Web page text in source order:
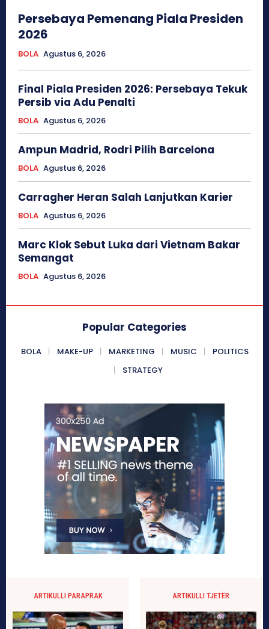
Persebaya Pemenang Piala Presiden
2026
BOLA Agustus 6, 2026
Final Piala Presiden 2026: Persebaya Tekuk
Persib via Adu Penalti
BOLA Agustus 6, 2026
Ampun Madrid, Rodri Pilih Barcelona
BOLA Agustus 6, 2026
Carragher Heran Salah Lanjutkan Karier
BOLA Agustus 6, 2026
Marc Klok Sebut Luka dari Vietnam Bakar
Semangat
BOLA Agustus 6, 2026
Popular Categories
BOLA MAKE-UP MARKETING MUSIC
POLITICS
STRATEGY
ARTIKULLI PARAPRAK ARTIKULLI TJETËR